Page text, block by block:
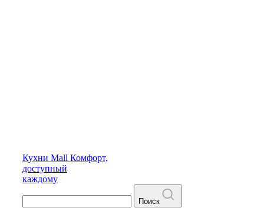
Кухни Mall Комфорт,
доступный
каждому
Поиск